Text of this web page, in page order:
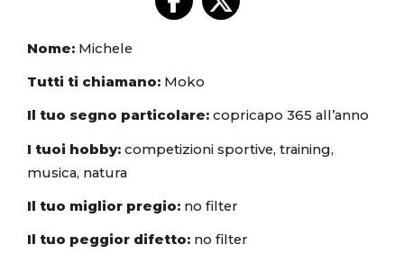
Nome: Michele
Tutti ti chiamano: Moko
Il tuo segno particolare: copricapo 365 all’anno
I tuoi hobby: competizioni sportive, training,
musica, natura
Il tuo miglior pregio: no filter
Il tuo peggior difetto: no filter